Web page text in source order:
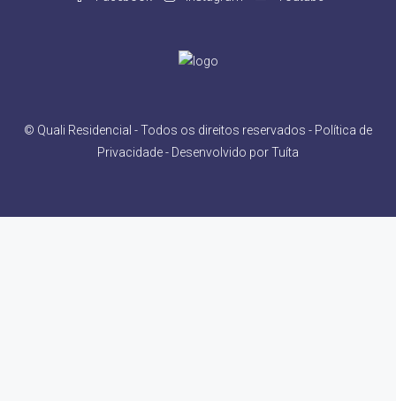
© Quali Residencial - Todos os direitos reservados - Política de
Privacidade- Desenvolvido porTuíta